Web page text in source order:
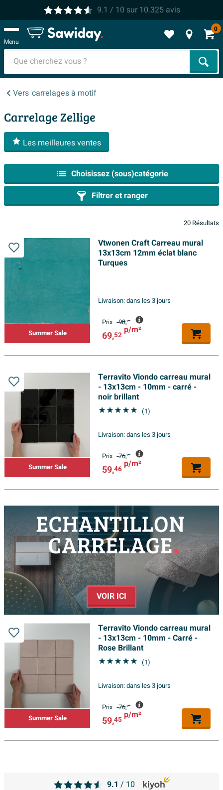
9.1 / 10 sur 10.325avis
Menu
0
Vers carrelages à motif
Carrelage Zellige
Les meilleures ventes
Choisissez (sous)catégorie
Filtrer et ranger
20 Résultats
Summer Sale
Vtwonen Craft Carreau mural
13x13cm 12mm éclat blanc
Turques
Livraison:dans les 3 jours
Prix 98,-
69,52 p/m²
Summer Sale
Terravito Viondo carreau mural
- 13x13cm - 10mm - carré -
noir brillant
(1)
Livraison:dans les 3 jours
Prix 76,-
59,46 p/m²
Summer Sale
Terravito Viondo carreau mural
- 13x13cm - 10mm - Carré -
Rose Brillant
(1)
Livraison:dans les 3 jours
Prix 76,-
59,45 p/m²
VOIR ICI
9.1 / 10